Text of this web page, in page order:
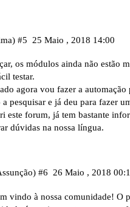
25 Maio , 2018 14:00
#5
os módulos ainda não estão
testar.
agora vou fazer a automação
pesquisar e já deu para fazer
este forum, já tem bastante
dúvidas na nossa língua.
26 Maio , 2018
#6
vindo à nossa comunidade! O